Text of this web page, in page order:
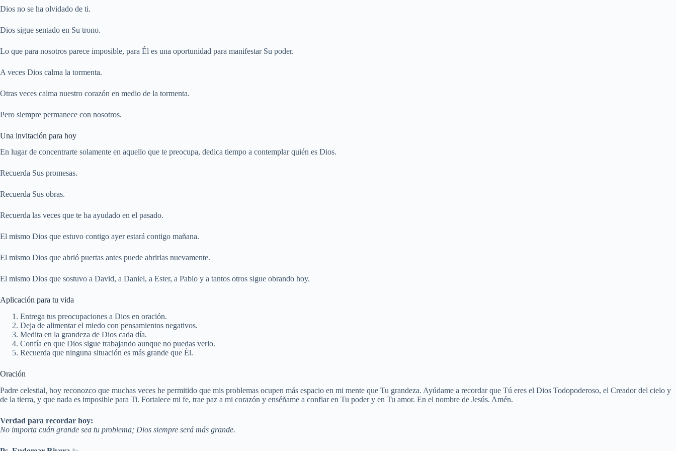
Dios no se ha olvidado de ti.
Dios sigue sentado en Su trono.
Lo que para nosotros parece imposible, para Él es una oportunidad para manifestar Su poder.
A veces Dios calma la tormenta.
Otras veces calma nuestro corazón en medio de la tormenta.
Pero siempre permanece con nosotros.
Una invitación para hoy
En lugar de concentrarte solamente en aquello que te preocupa, dedica tiempo a contemplar quién es Dios.
Recuerda Sus promesas.
Recuerda Sus obras.
Recuerda las veces que te ha ayudado en el pasado.
El mismo Dios que estuvo contigo ayer estará contigo mañana.
El mismo Dios que abrió puertas antes puede abrirlas nuevamente.
El mismo Dios que sostuvo a David, a Daniel, a Ester, a Pablo y a tantos otros sigue obrando hoy.
Aplicación para tu vida
Entrega tus preocupaciones a Dios en oración.
Deja de alimentar el miedo con pensamientos negativos.
Medita en la grandeza de Dios cada día.
Confía en que Dios sigue trabajando aunque no puedas verlo.
Recuerda que ninguna situación es más grande que Él.
Oración
Padre celestial, hoy reconozco que muchas veces he permitido que mis problemas ocupen más espacio en mi mente que Tu grandeza. Ayúdame a recordar que Tú eres el Dios Todopoderoso, el Creador del cielo y
de la tierra, y que nada es imposible para Ti. Fortalece mi fe, trae paz a mi corazón y enséñame a confiar en Tu poder y en Tu amor. En el nombre de Jesús. Amén.
Verdad para recordar hoy:
No importa cuán grande sea tu problema; Dios siempre será más grande.